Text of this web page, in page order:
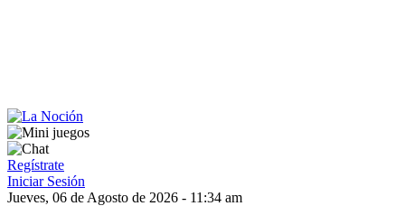
Regístrate
Iniciar Sesión
Jueves, 06 de Agosto de 2026 - 11:34 am